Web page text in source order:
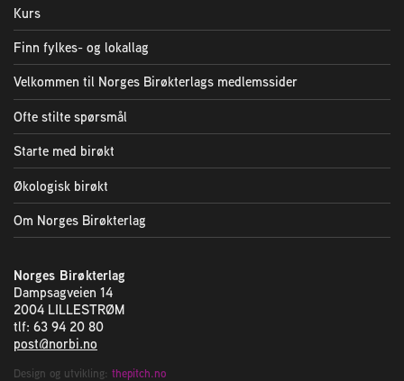
Kurs
Finn fylkes- og lokallag
Velkommen til Norges Birøkterlags medlemssider
Ofte stilte spørsmål
Starte med birøkt
Økologisk birøkt
Om Norges Birøkterlag
Norges Birøkterlag
Dampsagveien 14
2004 LILLESTRØM
tlf: 63 94 20 80
post@norbi.no
Design og utvikling: thepitch.no